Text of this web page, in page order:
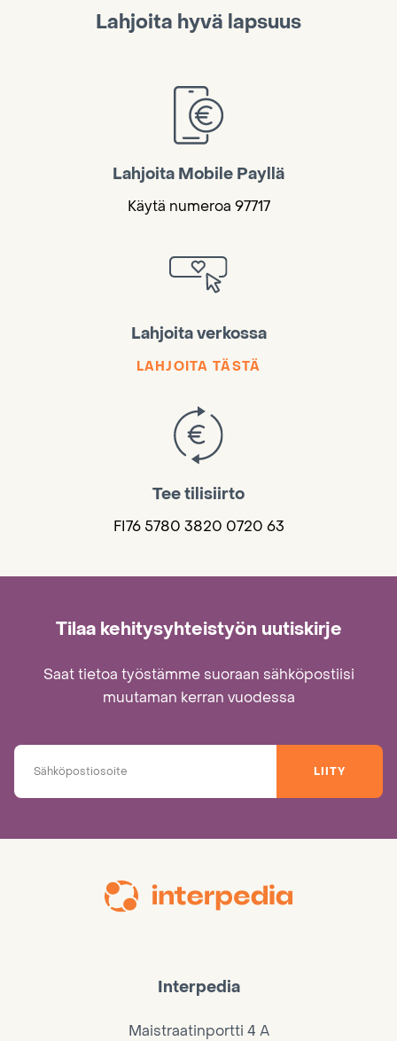
Lahjoita hyvä lapsuus
Lahjoita Mobile Payllä
Käytä numeroa 97717
Lahjoita verkossa
LAHJOITA TÄSTÄ
Tee tilisiirto
FI76 5780 3820 0720 63
Tilaa kehitysyhteistyön uutiskirje
Saat tietoa työstämme suoraan sähköpostiisi
muutaman kerran vuodessa
LIITY
Interpedia
Maistraatinportti 4 A